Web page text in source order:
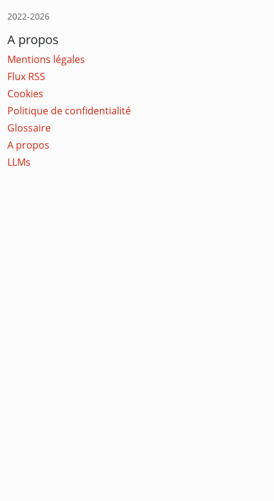
2022-2026
A propos
Mentions légales
Flux RSS
Cookies
Politique de confidentialité
Glossaire
A propos
LLMs